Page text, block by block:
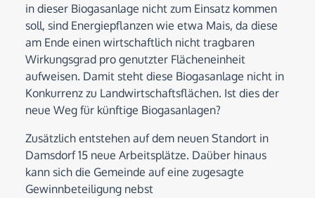
in dieser Biogasanlage nicht zum Einsatz kommen
soll, sind Energiepflanzen wie etwa Mais, da diese
am Ende einen wirtschaftlich nicht tragbaren
Wirkungsgrad pro genutzter Flächeneinheit
aufweisen. Damit steht diese Biogasanlage nicht in
Konkurrenz zu Landwirtschaftsflächen. Ist dies der
neue Weg für künftige Biogasanlagen?
Zusätzlich entstehen auf dem neuen Standort in
Damsdorf 15 neue Arbeitsplätze. Daüber hinaus
kann sich die Gemeinde auf eine zugesagte
Gewinnbeteiligung nebst